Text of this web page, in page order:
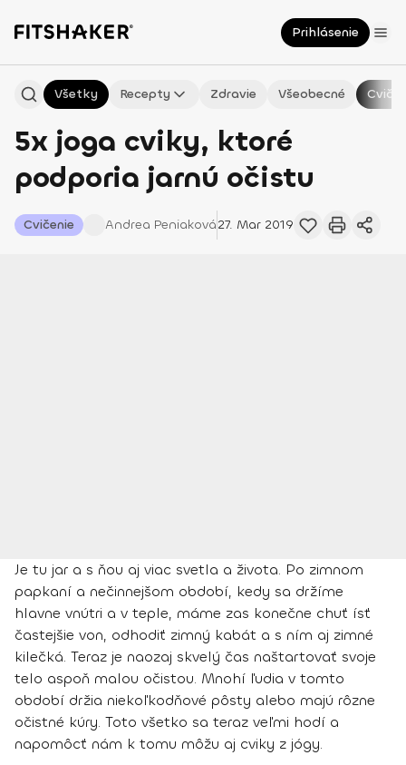
Prihlásenie
Všetky Recepty Zdravie Všeobecné
5x joga cviky, ktoré
podporia jarnú očistu
Cvičenie Andrea Peniaková27. Mar 2019
Je tu jar a s ňou aj viac svetla a života. Po zimnom
papkaní a nečinnejšom období, kedy sa držíme
hlavne vnútri a v teple, máme zas konečne chuť ísť
častejšie von, odhodiť zimný kabát a s ním aj zimné
kilečká. Teraz je naozaj skvelý čas naštartovať svoje
telo aspoň malou očistou. Mnohí ľudia v tomto
období držia niekoľkodňové pôsty alebo majú rôzne
očistné kúry. Toto všetko sa teraz veľmi hodí a
napomôcť nám k tomu môžu aj cviky z jógy.